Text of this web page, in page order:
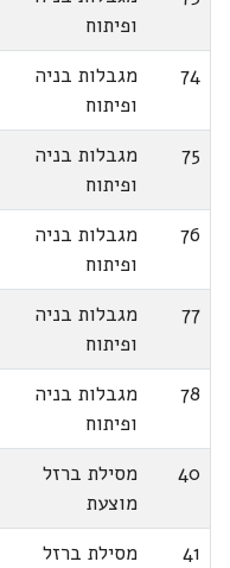
ופיתוח
74
מגבלות בניה
ופיתוח
75
מגבלות בניה
ופיתוח
76
מגבלות בניה
ופיתוח
77
מגבלות בניה
ופיתוח
78
מגבלות בניה
ופיתוח
40
מסילת ברזל
מוצעת
41
מסילת ברזל